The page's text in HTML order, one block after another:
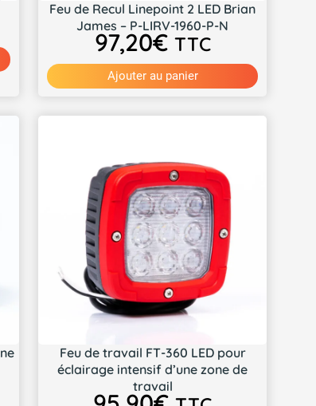
Feu de Recul Linepoint 2 LED Brian
James – P-LIRV-1960-P-N
97,20€ TTC
Ajouter au panier
Feu de travail FT-360 LED pour
éclairage intensif d’une zone de
travail